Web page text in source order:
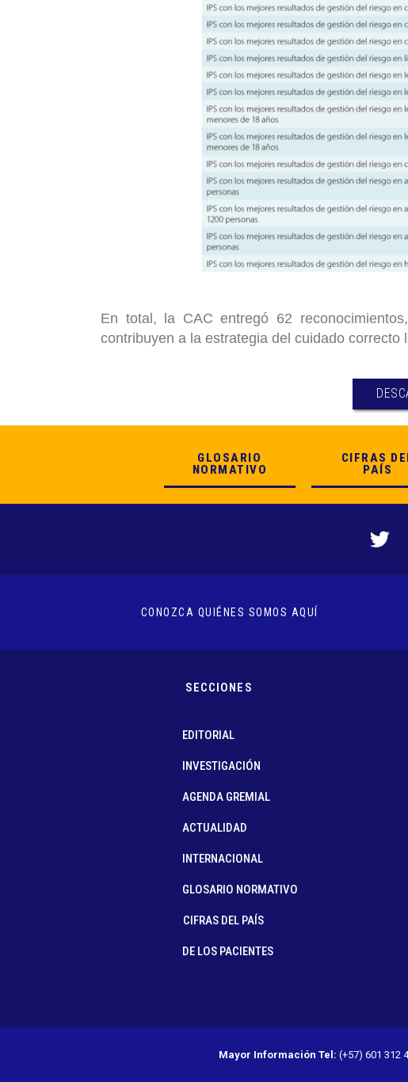
En total, la CAC entregó 62
contribuyen a la estrategia del cuidado
GLOSARIO
NORMATIVO
CIFRAS
PAÍS
CONOZCA QUIÉNES SOMOS AQUÍ
SECCIONES
EDITORIAL
INVESTIGACIÓN
AGENDA GREMIAL
ACTUALIDAD
INTERNACIONAL
GLOSARIO NORMATIVO
CIFRAS DEL PAÍS
DE LOS PACIENTES
Mayor Información Tel: (+57) 601 312